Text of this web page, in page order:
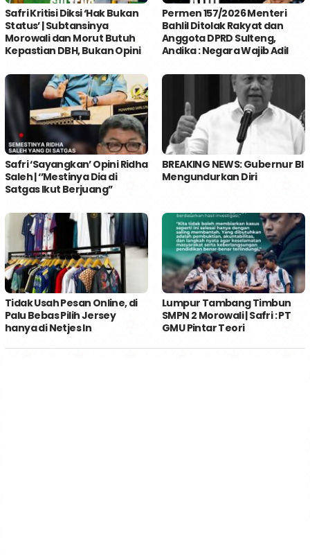
Safri Kritisi Diksi ‘Hak Bukan
Status’ | Subtansinya
Morowali dan Morut Butuh
Kepastian DBH, Bukan Opini
Permen 157/2026 Menteri
Bahlil Ditolak Rakyat dan
Anggota DPRD Sulteng,
Andika : Negara Wajib Adil
Safri ‘Sayangkan’ Opini Ridha
Saleh | ‘’Mestinya Dia di
Satgas Ikut Berjuang’’
BREAKING NEWS: Gubernur BI
Mengundurkan Diri
Tidak Usah Pesan Online, di
Palu Bebas Pilih Jersey
hanya di Netjes In
Lumpur Tambang Timbun
SMPN 2 Morowali | Safri : PT
GMU Pintar Teori